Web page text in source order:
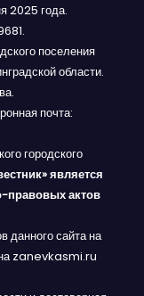
2025 года.
поселения
области.
почта:
городского
является
актов
данного сайта на
zanevkasmi.ru